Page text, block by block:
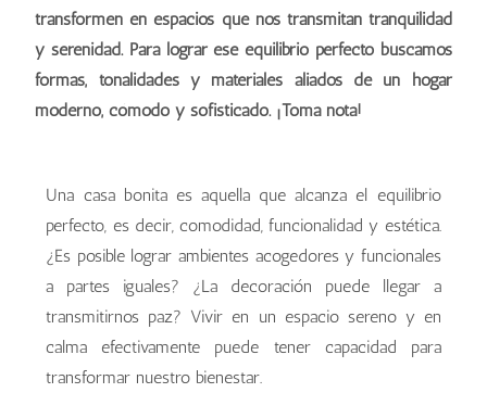
transformen en espacios que nos transmitan tranquilidad
y serenidad. Para lograr ese equilibrio perfecto buscamos
formas, tonalidades y materiales aliados de un hogar
moderno, cómodo y sofisticado. ¡Toma nota!
Una casa bonita es aquella que alcanza el equilibrio
perfecto, es decir, comodidad, funcionalidad y estética.
¿Es posible lograr ambientes acogedores y funcionales
a partes iguales? ¿La decoración puede llegar a
transmitirnos paz? Vivir en un espacio sereno y en
calma efectivamente puede tener capacidad para
transformar nuestro bienestar.